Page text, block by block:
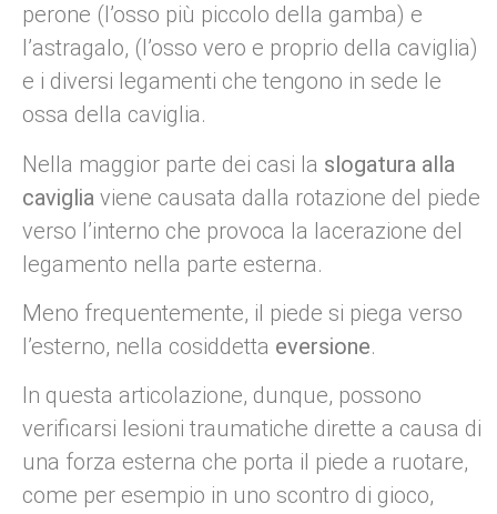
perone (l’osso più piccolo della gamba) e
l’astragalo, (l’osso vero e proprio della caviglia)
e i diversi legamenti che tengono in sede le
ossa della caviglia.
Nella maggior parte dei casi la slogatura alla
caviglia viene causata dalla rotazione del piede
verso l’interno che provoca la lacerazione del
legamento nella parte esterna.
Meno frequentemente, il piede si piega verso
l’esterno, nella cosiddetta eversione.
In questa articolazione, dunque, possono
verificarsi lesioni traumatiche dirette a causa di
una forza esterna che porta il piede a ruotare,
come per esempio in uno scontro di gioco,